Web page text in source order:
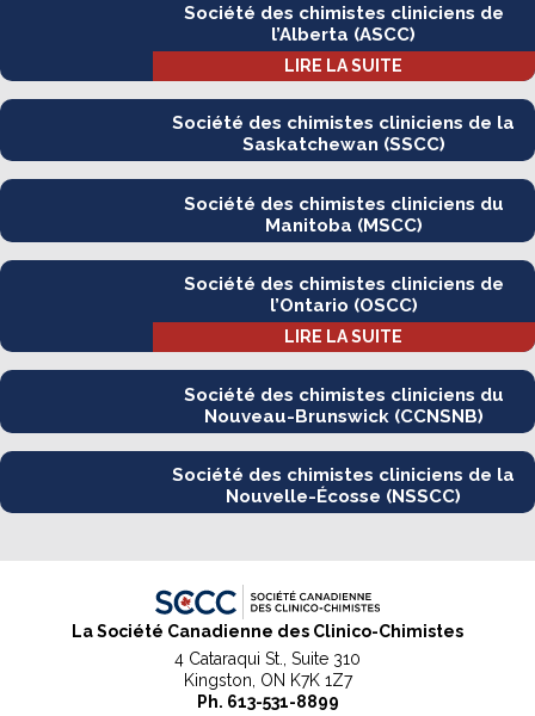
Société des chimistes cliniciens de
l’Alberta (ASCC)
LIRE LA SUITE
Société des chimistes cliniciens de la
Saskatchewan (SSCC)
Société des chimistes cliniciens du
Manitoba (MSCC)
Société des chimistes cliniciens de
l’Ontario (OSCC)
LIRE LA SUITE
Société des chimistes cliniciens du
Nouveau-Brunswick (CCNSNB)
Société des chimistes cliniciens de la
Nouvelle-Écosse (NSSCC)
La Société Canadienne des Clinico-Chimistes
4 Cataraqui St., Suite 310
Kingston, ON K7K 1Z7
Ph. 613-531-8899